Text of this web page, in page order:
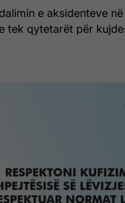
e aksidenteve
tek qytetarët për